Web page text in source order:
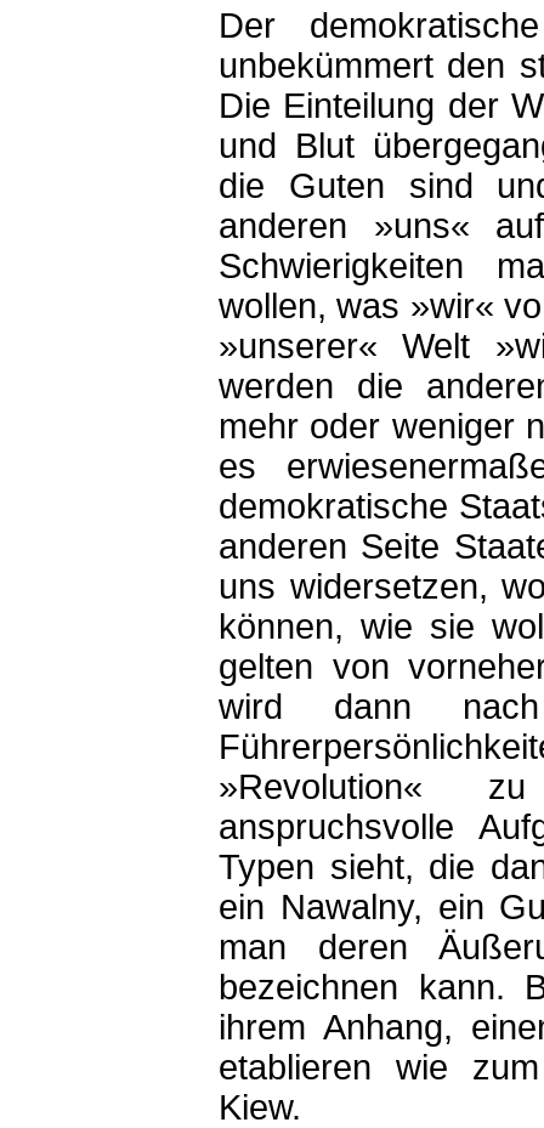
Der
unbekümmert den
Die Einteilung der
und Blut
die Guten sind
anderen »uns«
Schwierigkeiten
wollen, was »wir«
»unserer« Welt
werden die
mehr oder weniger
es
demokratische
anderen Seite
uns widersetzen,
können, wie sie
gelten von
wird dann nach
»Revolution«
anspruchsvolle
Typen sieht, die
ein Nawalny, ein
man deren
bezeichnen kann.
ihrem Anhang,
etablieren wie
Kiew.